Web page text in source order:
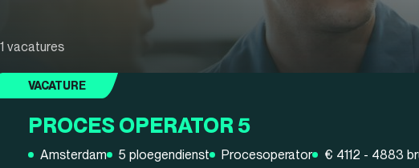
vacatures
VACATURE
PROCES OPERATOR 5
Amsterdam 5 ploegendienst Procesoperator € 4112 - 4883